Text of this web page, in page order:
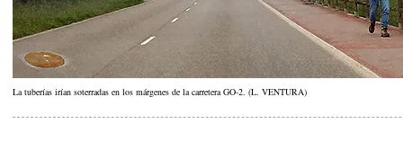
La tuberías irían soterradas en los márgenes de la carretera GO-2. (L. VENTURA)